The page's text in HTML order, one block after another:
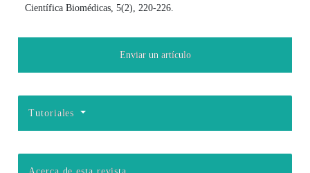
Científica Biomédicas, 5(2), 220-226.
Enviar un artículo
Tutoriales